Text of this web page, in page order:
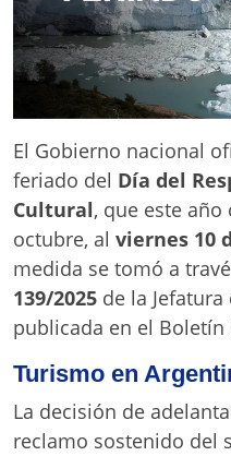
El Gobierno nacional
feriado del Día del
Cultural, que este
octubre, al viernes 10
medida se tomó a
139/2025 de la
publicada en el Boletín
Turismo en
La decisión de
reclamo sostenido del